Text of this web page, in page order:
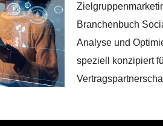
Branchenbuch
Analyse und
speziell konzipiert